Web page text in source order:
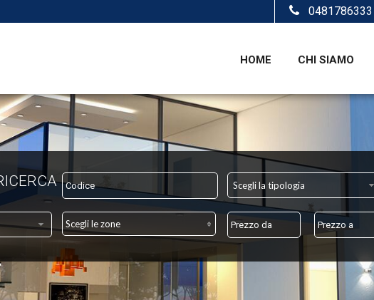
HOME CHI SIAMO
0481786333
Scegli la tipologia
Scegli le zone